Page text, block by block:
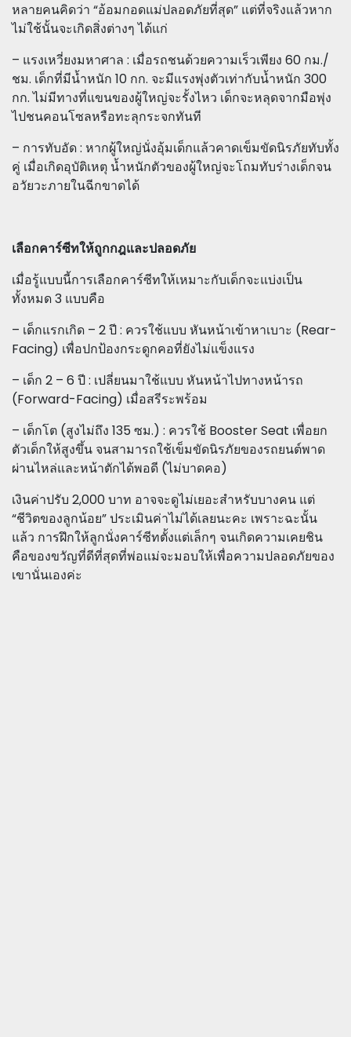
หลายคนคิดว่า “อ้อมกอดแม่ปลอดภัยที่สุด” แต่ที่จริงแล้วหาก
ไม่ใช้นั้นจะเกิดสิ่งต่างๆ ได้แก่
– แรงเหวี่ยงมหาศาล : เมื่อรถชนด้วยความเร็วเพียง 60 กม./
ชม. เด็กที่มีน้ำหนัก 10 กก. จะมีแรงพุ่งตัวเท่ากับน้ำหนัก 300
กก. ไม่มีทางที่แขนของผู้ใหญ่จะรั้งไหว เด็กจะหลุดจากมือพุ่ง
ไปชนคอนโซลหรือทะลุกระจกทันที
– การทับอัด : หากผู้ใหญ่นั่งอุ้มเด็กแล้วคาดเข็มขัดนิรภัยทับทั้ง
คู่ เมื่อเกิดอุบัติเหตุ น้ำหนักตัวของผู้ใหญ่จะโถมทับร่างเด็กจน
อวัยวะภายในฉีกขาดได้
เลือกคาร์ซีทให้ถูกกฎและปลอดภัย
เมื่อรู้แบบนี้การเลือกคาร์ซีทให้เหมาะกับเด็กจะแบ่งเป็น
ทั้งหมด 3 แบบคือ
– เด็กแรกเกิด – 2 ปี : ควรใช้แบบ หันหน้าเข้าหาเบาะ (Rear-
Facing) เพื่อปกป้องกระดูกคอที่ยังไม่แข็งแรง
– เด็ก 2 – 6 ปี : เปลี่ยนมาใช้แบบ หันหน้าไปทางหน้ารถ
(Forward-Facing) เมื่อสรีระพร้อม
– เด็กโต (สูงไม่ถึง 135 ซม.) : ควรใช้ Booster Seat เพื่อยก
ตัวเด็กให้สูงขึ้น จนสามารถใช้เข็มขัดนิรภัยของรถยนต์พาด
ผ่านไหล่และหน้าตักได้พอดี (ไม่บาดคอ)
เงินค่าปรับ 2,000 บาท อาจจะดูไม่เยอะสำหรับบางคน แต่
“ชีวิตของลูกน้อย” ประเมินค่าไม่ได้เลยนะคะ เพราะฉะนั้น
แล้ว การฝึกให้ลูกนั่งคาร์ซีทตั้งแต่เล็กๆ จนเกิดความเคยชิน
คือของขวัญที่ดีที่สุดที่พ่อแม่จะมอบให้เพื่อความปลอดภัยของ
เขานั่นเองค่ะ